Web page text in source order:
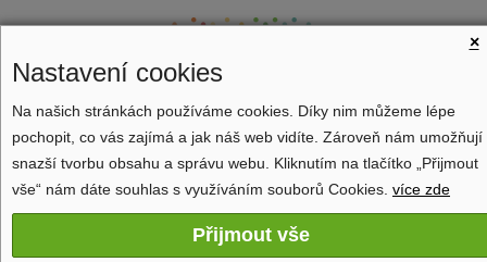
Zobrazit navigaci
×
Nastavení cookies
Na našich stránkách používáme cookies. Díky nim můžeme lépe
pochopit, co vás zajímá a jak náš web vidíte. Zároveň nám umožňují
snazší tvorbu obsahu a správu webu. Kliknutím na tlačítko „Přijmout
vše“ nám dáte souhlas s využíváním souborů Cookies. více zde